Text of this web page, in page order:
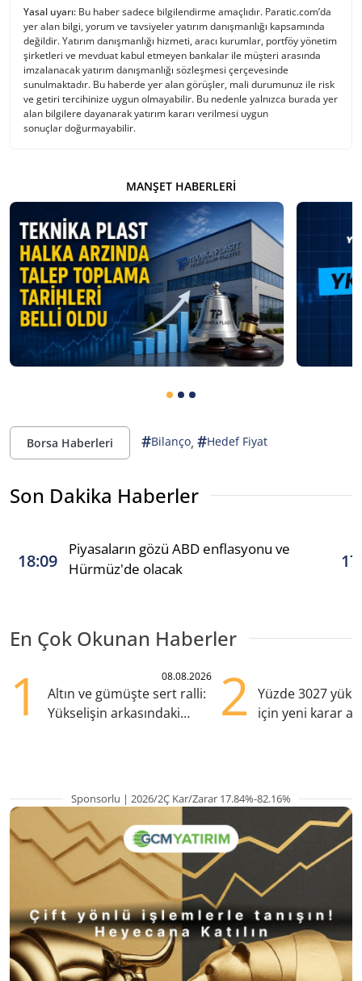
Yasal uyarı: Bu haber sadece bilgilendirme amaçlıdır. Paratic.com’da
yer alan bilgi, yorum ve tavsiyeler yatırım danışmanlığı kapsamında
değildir. Yatırım danışmanlığı hizmeti, aracı kurumlar, portföy yönetim
şirketleri ve mevduat kabul etmeyen bankalar ile müşteri arasında
imzalanacak yatırım danışmanlığı sözleşmesi çerçevesinde
sunulmaktadır. Bu haberde yer alan görüşler, mali durumunuz ile risk
ve getiri tercihinize uygun olmayabilir. Bu nedenle yalnızca burada yer
alan bilgilere dayanarak yatırım kararı verilmesi uygun
sonuçlar doğurmayabilir.
MANŞET HABERLERI
Borsa Haberleri #Bilanço, #Hedef Fiyat
Son Dakika Haberler
18:09
Piyasaların gözü ABD enflasyonu ve
Hürmüz'de olacak
En Çok Okunan Haberler
1 08.08.2026
Altın ve gümüşte sert ralli:
Yükselişin arkasındaki
2
Yüzde 3027
için yeni karar
Sponsorlu | 2026/2Ç Kar/Zarar 17.84%-82.16%